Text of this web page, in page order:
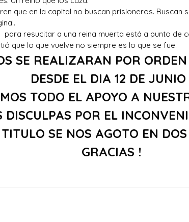
que en la capital no buscan prisioneros. Buscan
para resucitar a una reina muerta está a punto de
que lo que vuelve no siempre es lo que se fue.
SE REALIZARAN POR
DESDE EL DIA 12 DE JUNIO
TODO EL APOYO A
DISCULPAS POR EL
TITULO SE NOS AGOTO EN
GRACIAS !